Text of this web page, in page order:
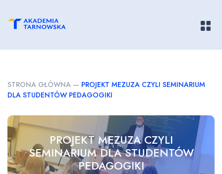
STRONA GŁÓWNA — PROJEKT MEZUZA CZYLI SEMINARIUM
DLA STUDENTÓW PEDAGOGIKI
PROJEKT MEZUZA CZYLI
SEMINARIUM DLA STUDENTÓW
PEDAGOGIKI